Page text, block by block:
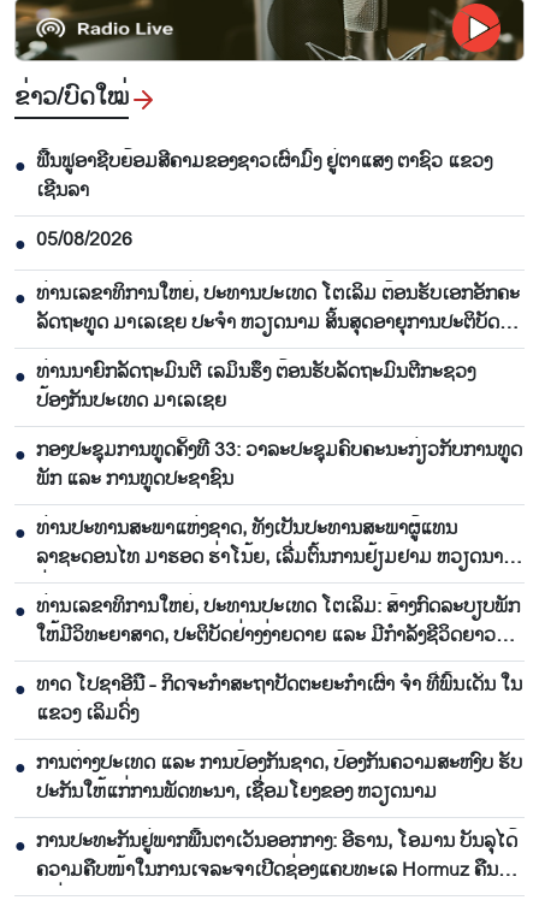
ຂ່າວ/ບົດ​ໃໝ່
● ຟື້​ນ​ຟູ​ອາ​ຊີບ​ຍ້ອມ​ສີ​ຄາມຂອງ​ຊາວ​ເຜົ່າ​ມົ້ງ​ ຢູ່​ຕາ​ແສງ ຕາ​ຊົວ ແຂວງ
ເຊີນ​ລາ
● 05/08/2026
● ທ່ານເລຂາທິການໃຫຍ່, ປະທານປະເທດ ໂຕເລິມ ຕ້ອນຮັບເອກອັກຄະ
ລັດຖະທູດ ມາເລເຊຍ ປະຈຳ ຫວຽດນາມ ສິ້ນສຸດອາຍຸການປະຕິບັດ
ງານ
● ທ່ານນາຍົກລັດຖະມົນຕີ ເລມິນຮຶງ ຕ້ອນຮັບລັດຖະມົນຕີກະຊວງ
ປ້ອງກັນປະເທດ ມາເລເຊຍ
● ກອງປະຊຸມການທູດຄັ້ງທີ 33: ວາລະປະຊຸມຄົບຄະນະກ່ຽວກັບການທູດ
ພັກ ແລະ ການທູດປະຊາຊົນ
● ທ່ານປະທານສະພາແຫ່ງຊາດ, ທັງເປັນປະທານສະພາຜູ້ແທນ
ລາຊະດອນໄທ ມາຮອດ ຮ່າໂນ້ຍ, ເລີ່ມຕົ້ນການຢ້ຽມຢາມ ຫວຽດນາມ
ຢ່າງເປັນທາງການ
● ທ່ານເລຂາທິການໃຫຍ່, ປະທານປະເທດ ໂຕເລິມ: ສ້າງກົດລະບຽບພັກ
ໃຫ້ມີວິທະຍາສາດ, ປະຕິບັດຢ່າງງ່າຍດາຍ ແລະ ມີກຳລັງຊີວິດຍາວ
ນານ
● ທາດ ໂປຊາອີນື - ກິດຈະກຳສະຖາປັດຕະຍະກຳເຜົ່າ ຈຳ ທີ່ພົ້ນເດັ່ນ ໃນ
ແຂວງ ເລິມດົ່ງ
● ການ​ຕ່າງ​ປະ​ເທດ ແລະ ການ​ປ້ອງ​ກັນ​ຊາດ, ​ປ້ອງ​ກັນ​ຄວາມ​ສະ​ຫງົບ ຮັ​ບ​
ປະ​ກັນ​ໃຫ້​ແກ່​ການ​ພັດ​ທະ​ນາ, ເຊື່ອມ​ໂຍງຂອງ ຫວຽດ​ນາມ
● ການ​ປະ​ທະ​ກັນ​ຢູ່​ພາກ​ພື້ນ​ຕາ​ເວັນ​ອອກ​ກາງ: ອີ​ຣານ, ໂອ​ມານ ​ບັນ​ລຸ​ໄດ້​
ຄວາມ​ຄືບ​ໜ້າ​ໃນ​ການ​ເຈ​ລະ​ຈາ​ເປີດ​ຊ່ອງ​ແຄບ​ທະ​ເລ Hormuz ຄືນ​
ໃໝ່